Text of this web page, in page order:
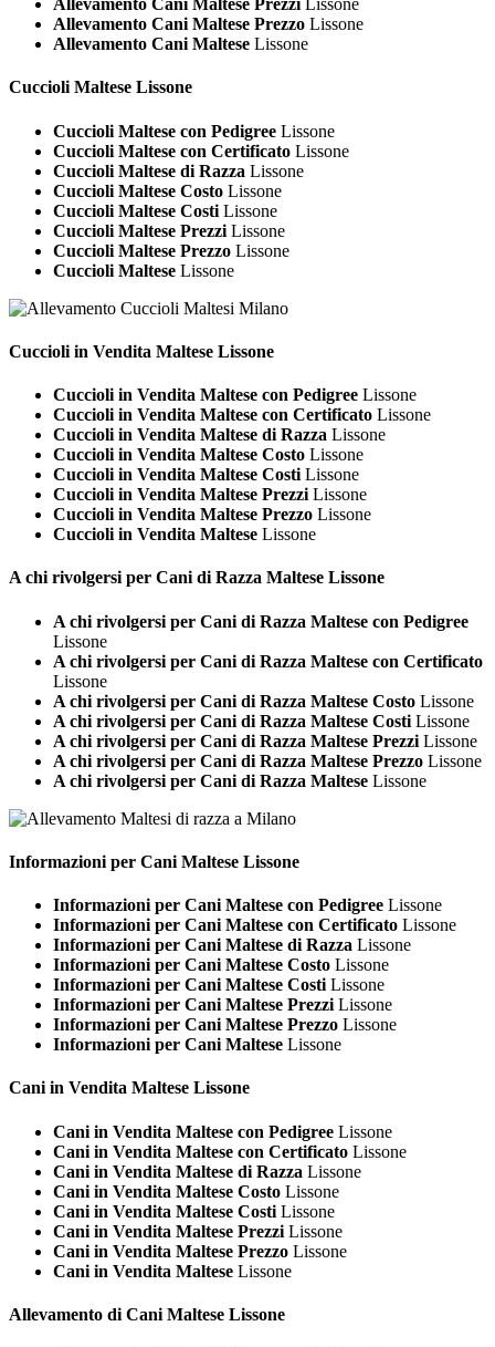
Allevamento Cani Maltese Prezzi Lissone
Allevamento Cani Maltese Prezzo Lissone
Allevamento Cani Maltese Lissone
Cuccioli Maltese Lissone
Cuccioli Maltese con Pedigree Lissone
Cuccioli Maltese con Certificato Lissone
Cuccioli Maltese di Razza Lissone
Cuccioli Maltese Costo Lissone
Cuccioli Maltese Costi Lissone
Cuccioli Maltese Prezzi Lissone
Cuccioli Maltese Prezzo Lissone
Cuccioli Maltese Lissone
Cuccioli in Vendita Maltese Lissone
Cuccioli in Vendita Maltese con Pedigree Lissone
Cuccioli in Vendita Maltese con Certificato Lissone
Cuccioli in Vendita Maltese di Razza Lissone
Cuccioli in Vendita Maltese Costo Lissone
Cuccioli in Vendita Maltese Costi Lissone
Cuccioli in Vendita Maltese Prezzi Lissone
Cuccioli in Vendita Maltese Prezzo Lissone
Cuccioli in Vendita Maltese Lissone
A chi rivolgersi per Cani di Razza Maltese Lissone
A chi rivolgersi per Cani di Razza Maltese con Pedigree
Lissone
A chi rivolgersi per Cani di Razza Maltese con Certificato
Lissone
A chi rivolgersi per Cani di Razza Maltese Costo Lissone
A chi rivolgersi per Cani di Razza Maltese Costi Lissone
A chi rivolgersi per Cani di Razza Maltese Prezzi Lissone
A chi rivolgersi per Cani di Razza Maltese Prezzo Lissone
A chi rivolgersi per Cani di Razza Maltese Lissone
Informazioni per Cani Maltese Lissone
Informazioni per Cani Maltese con Pedigree Lissone
Informazioni per Cani Maltese con Certificato Lissone
Informazioni per Cani Maltese di Razza Lissone
Informazioni per Cani Maltese Costo Lissone
Informazioni per Cani Maltese Costi Lissone
Informazioni per Cani Maltese Prezzi Lissone
Informazioni per Cani Maltese Prezzo Lissone
Informazioni per Cani Maltese Lissone
Cani in Vendita Maltese Lissone
Cani in Vendita Maltese con Pedigree Lissone
Cani in Vendita Maltese con Certificato Lissone
Cani in Vendita Maltese di Razza Lissone
Cani in Vendita Maltese Costo Lissone
Cani in Vendita Maltese Costi Lissone
Cani in Vendita Maltese Prezzi Lissone
Cani in Vendita Maltese Prezzo Lissone
Cani in Vendita Maltese Lissone
Allevamento di Cani Maltese Lissone